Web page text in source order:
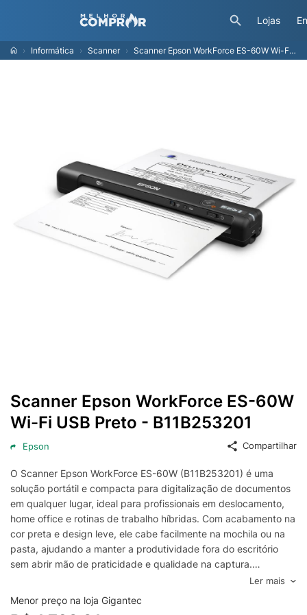
Lojas
Informática Scanner Scanner Epson WorkForce ES-60W Wi-Fi USB Preto - B11B253201
Scanner Epson WorkForce ES-60W
Wi-Fi USB Preto - B11B253201
Epson Compartilhar
O Scanner Epson WorkForce ES-60W (B11B253201) é uma
solução portátil e compacta para digitalização de documentos
em qualquer lugar, ideal para profissionais em deslocamento,
home office e rotinas de trabalho híbridas. Com acabamento na
cor preta e design leve, ele cabe facilmente na mochila ou na
pasta, ajudando a manter a produtividade fora do escritório
sem abrir mão de praticidade e qualidade na captura.
Com conectividade Wi‑Fi e USB, o Epson WorkForce ES-60W
oferece flexibilidade para escanear com rapidez e organizar
arquivos com menos etapas, facilitando o envio de documentos
Ler mais
Menor preço na loja Gigantec